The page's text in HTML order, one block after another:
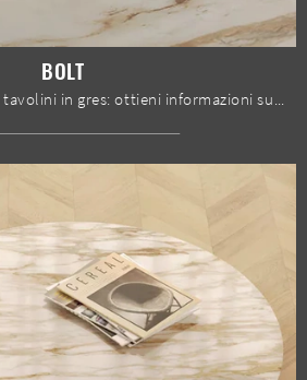
BOLT
Complementi design e tavolini in gres: ottieni informazioni sul modello Bolt di Bontempi e potrai completare i tuoi interni.